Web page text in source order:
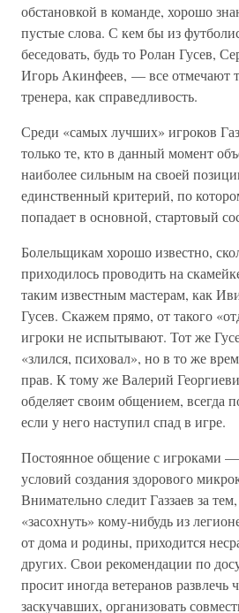
обстановкой в команде, хорошо
пустые слова. С кем бы из
беседовать, будь то Ролан Гусев,
Игорь Акинфеев, — все отмечают
тренера, как справедливость.
Среди «самых лучших» игроков
только те, кто в данный момент
наиболее сильным на своей
единственный критерий, по
попадает в основной, стартовый
Болельщикам хорошо известно,
приходилось проводить на
таким известным мастерам, как
Гусев. Скажем прямо, от такого
игроки не испытывают. Тот же
«злился, психовал», но в то же
прав. К тому же Валерий
обделяет своим общением, всегда
если у него наступил спад в игре.
Постоянное общение с игроками
условий создания здорового
Внимательно следит Газзаев за
«засохнуть» кому-нибудь из
от дома и родины, приходится
других. Свои рекомендации по
просит иногда ветеранов развлечь
заскучавших, организовать